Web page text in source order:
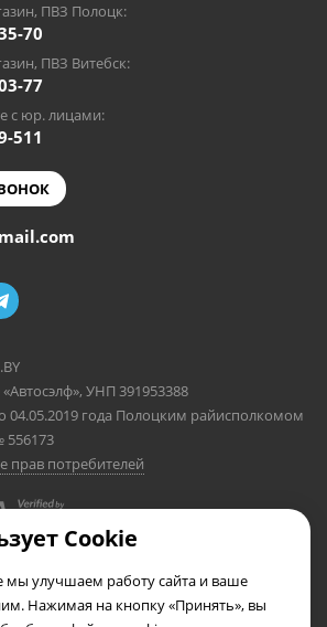
ПВЗ Полоцк:
70
ПВЗ Витебск:
77
с юр. лицами:
511
УНП 391953388
04.05.2019 года Полоцким райисполкомом
556173
потребителей
Cookie
улучшаем работу сайта и ваше
Нажимая на кнопку «Принять», вы